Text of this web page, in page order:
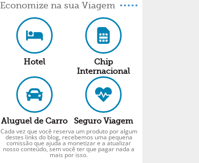
Economize na sua Viagem
Hotel
Chip
Internacional
Aluguel de Carro Seguro Viagem
Cada vez que você reserva um produto por algum
destes links do blog, recebemos uma pequena
comissão que ajuda a monetizar e a atualizar
nosso conteúdo, sem você ter que pagar nada a
mais por isso.